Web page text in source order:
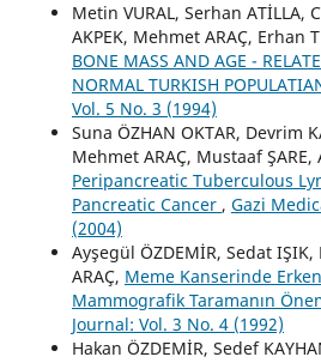
Metin VURAL, Serhan ATİLLA,
AKPEK, Mehmet ARAÇ, Erhan
BONE MASS AND AGE -
NORMAL TURKISH
Vol. 5 No. 3 (1994)
Suna ÖZHAN OKTAR, Devrim
Mehmet ARAÇ, Mustaaf ŞARE,
Peripancreatic Tuberculous
Pancreatic Cancer , Gazi
(2004)
Ayşegül ÖZDEMİR, Sedat
ARAÇ, Meme Kanserinde
Mammografik Taramanın
Journal: Vol. 3 No. 4 (1992)
Hakan ÖZDEMİR, Sedef